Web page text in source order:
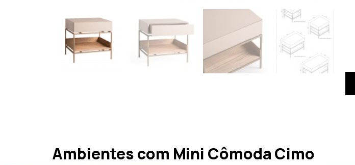
Ambientes com Mini Cômoda Cimo